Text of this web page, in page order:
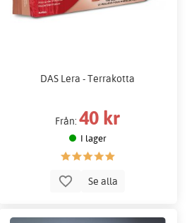
DAS Lera - Terrakotta
Från:40 kr
I lager
Se alla